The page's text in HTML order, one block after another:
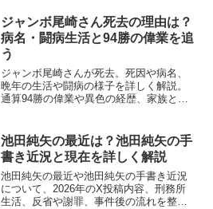
ジャンボ尾崎さん死去の理由は？
病名・闘病生活と94勝の偉業を追
う
ジャンボ尾崎さんが死去。死因や病名、
晩年の生活や闘病の様子を詳しく解説。
通算94勝の偉業や異色の経歴、家族との
池田純矢の最近は？池田純矢の手
書き近況と現在を詳しく解説
池田純矢の最近や池田純矢の手書き近況
について、2026年のX投稿内容、刑務所
生活、反省や謝罪、事件後の流れを整